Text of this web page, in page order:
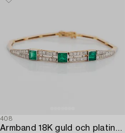
408
Armband 18K guld och platina med trappslipade smaragder samt gammal- och åttkantslipade diamanter.